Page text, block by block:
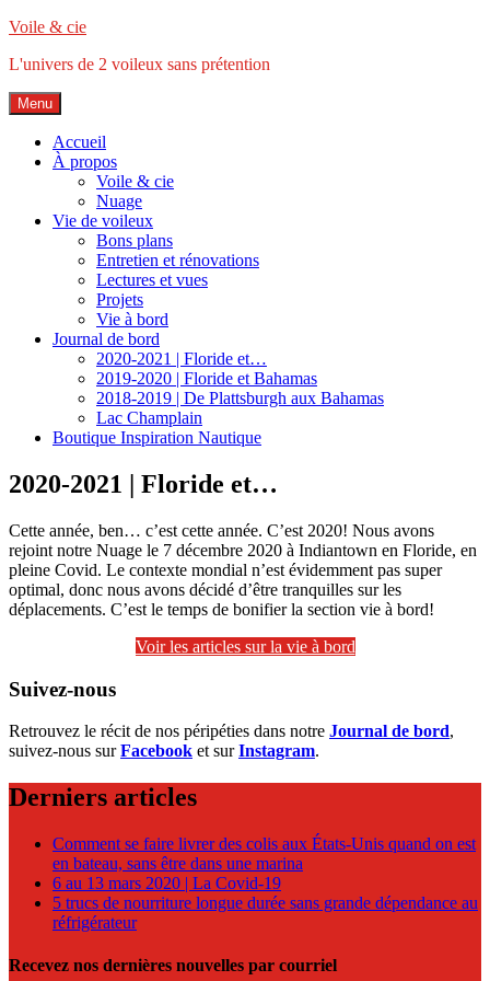
Accéder
contenu
Voile & cie
L'univers de 2 voileux sans prétention
Menu
Accueil
À propos
Voile & cie
Nuage
Vie de voileux
Bons plans
Entretien et rénovations
Lectures et vues
Projets
Vie à bord
Journal de bord
2020-2021 | Floride et…
2019-2020 | Floride et Bahamas
2018-2019 | De Plattsburgh aux Bahamas
Lac Champlain
Boutique Inspiration Nautique
2020-2021 | Floride et…
Cette année, ben… c’est cette année. C’est 2020! Nous avons
rejoint notre Nuage le 7 décembre 2020 à Indiantown en Floride, en
pleine Covid. Le contexte mondial n’est évidemment pas super
optimal, donc nous avons décidé d’être tranquilles sur les
déplacements. C’est le temps de bonifier la section vie à bord!
Voir les articles sur la vie à bord
Suivez-nous
Retrouvez le récit de nos péripéties dans notre Journal de bord,
suivez-nous surFacebook et surInstagram.
Derniers articles
Comment se faire livrer des colis aux États-Unis quand on est
en bateau, sans être dans une marina
6 au 13 mars 2020 | La Covid-19
5 trucs de nourriture longue durée sans grande dépendance au
réfrigérateur
Recevez nos dernières nouvelles par courriel